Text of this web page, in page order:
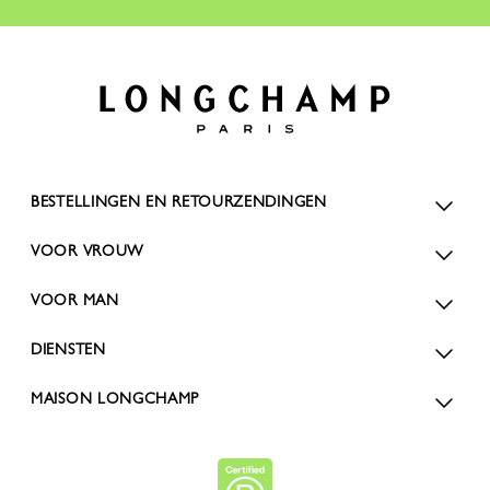
BESTELLINGEN EN RETOURZENDINGEN
VOOR VROUW
VOOR MAN
DIENSTEN
MAISON LONGCHAMP